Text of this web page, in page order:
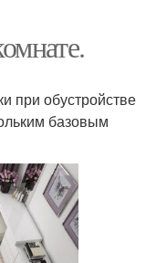
при обустройстве
базовым